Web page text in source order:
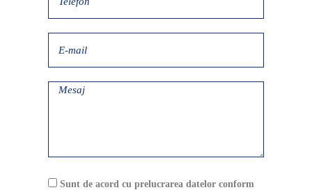
Sunt de acord cu prelucrarea datelor conform